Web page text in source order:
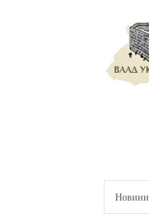
Новини